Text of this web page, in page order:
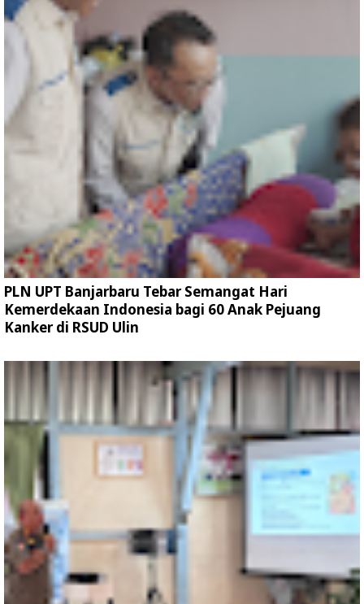
PLN UPT Banjarbaru Tebar Semangat Hari
Kemerdekaan Indonesia bagi 60 Anak Pejuang
Kanker di RSUD Ulin